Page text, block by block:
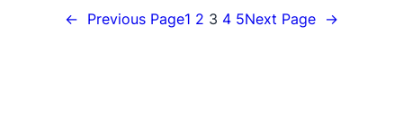
← Previous Page1 2 3 4 5Next Page →